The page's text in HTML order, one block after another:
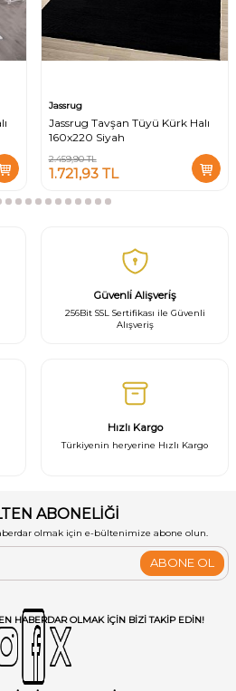
Jassrug
Jassrug Tavşan Tüyü Kürk Halı
160x220 Siyah
2.459,90TL
1.721,93TL
Güvenli̇ Alişveri̇ş
256Bit SSL Sertifikası ile Güvenli
Alışveriş
Hızlı Kargo
Türkiyenin heryerine Hızlı Kargo
ABONELİĞİ
olmak için e-bültenimize abone olun.
ABONE OL
HABERDAR OLMAK IÇIN BIZI TAKIP EDIN!